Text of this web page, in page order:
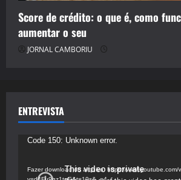
Score de crédito: o que é, como
aumentar o seu
JORNAL CAMBORIU
ENTREVISTA
Tocador
vídeo
Code 150: Unknown error.
Fazer download do arquivo: https://www.youtube.com/